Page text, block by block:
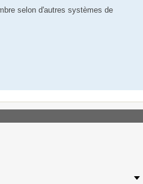
selon d'autres systèmes de